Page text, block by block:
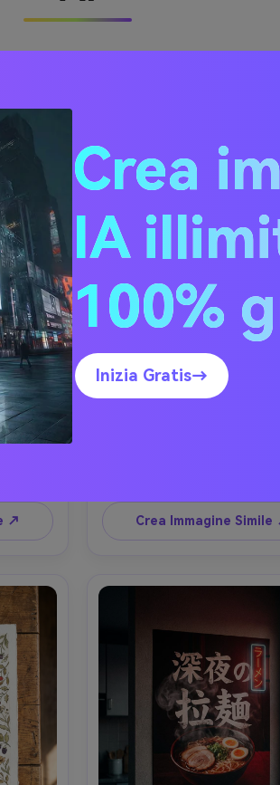
per
un
e
↗
Poster Agrumi all'Ora
per il titolo e una piccola
riflessi caldi, brillantezza oro
fotografato in una cucina
Crea Immagine Simile
Crea
IA
100%
Inizia Gratis→